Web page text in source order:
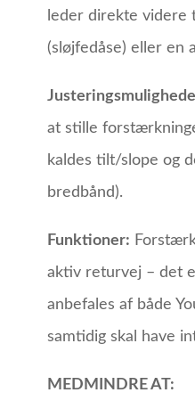
leder direkte videre
(sløjfedåse) eller en
at stille
kaldes tilt/slope og
bredbånd).
Funktioner:
aktiv returvej – det
anbefales af både
samtidig skal have
MEDMINDRE AT: